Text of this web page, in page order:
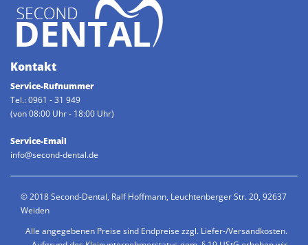
Kontakt
Service-Rufnummer
Tel.: 0961 - 31 949
(von 08:00 Uhr - 18:00 Uhr)
Service-Email
info@second-dental.de
© 2018 Second-Dental, Ralf Hoffmann, Leuchtenberger Str. 20, 92637
Weiden
Alle angegebenen Preise sind Endpreise zzgl. Liefer-/Versandkosten.